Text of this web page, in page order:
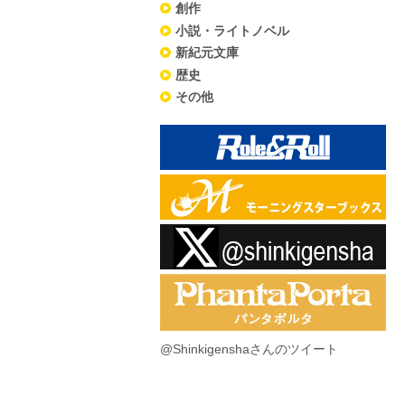
創作
小説・ライトノベル
新紀元文庫
歴史
その他
@Shinkigenshaさんのツイート